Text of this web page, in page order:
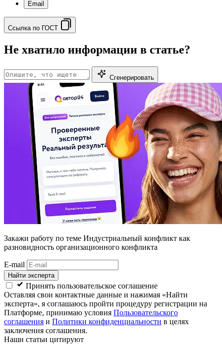
Email
Ссылка по ГОСТ
Не хватило информации в статье?
Сгенерировать
Закажи работу по теме Индустриальный конфликт как
разновидность организационного конфликта
E-mail
Найти эксперта
Принять пользовательское соглашение
Оставляя свои контактные данные и нажимая «Найти
эксперта», я соглашаюсь пройти процедуру регистрации на
Платформе, принимаю условия Пользовательского
соглашения и Политики конфиденциальности в целях
заключения соглашения.
Наши статьи цитируют